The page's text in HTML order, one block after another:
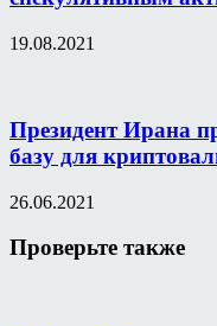
19.08.2021
Президент Ирана
базу для
26.06.2021
Проверьте также